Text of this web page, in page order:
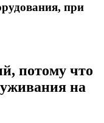
при
потому что
на